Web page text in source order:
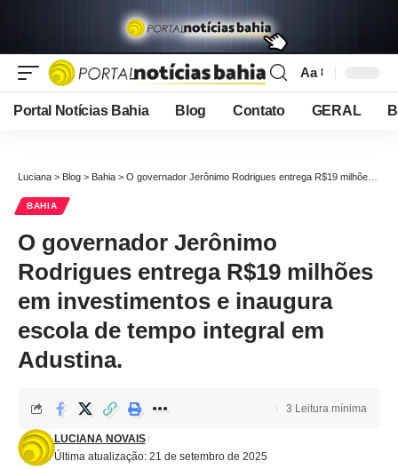
Font
Resizer
Aa
Portal Notícias Bahia Blog Contato GERAL
Luciana > Blog > Bahia > O governador Jerônimo Rodrigues entrega R$19 milhões em investimentos e inaugura escola de tempo integral em Adustina.
BAHIA
O governador Jerônimo
Rodrigues entrega R$19 milhões
em investimentos e inaugura
escola de tempo integral em
Adustina.
Última atualização: 21 de setembro de 2025
LUCIANA NOVAIS
3 Leitura mínima